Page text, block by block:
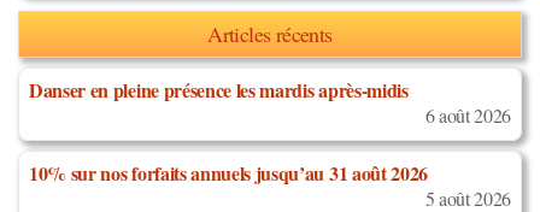
Articles récents
Danser en pleine présence les mardis après-midis
6 août 2026
10% sur nos forfaits annuels jusqu’au 31 août 2026
5 août 2026